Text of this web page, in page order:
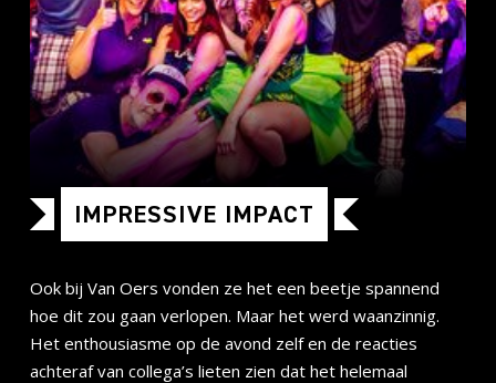
IMPRESSIVE IMPACT
Ook bij Van Oers vonden ze het een beetje spannend
hoe dit zou gaan verlopen. Maar het werd waanzinnig.
Het enthousiasme op de avond zelf en de reacties
achteraf van collega’s lieten zien dat het helemaal